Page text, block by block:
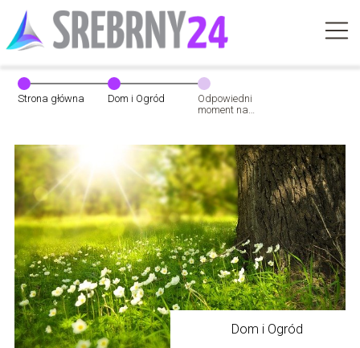
Strona główna Dom i Ogród
Odpowiedni
moment na
Dom i Ogród